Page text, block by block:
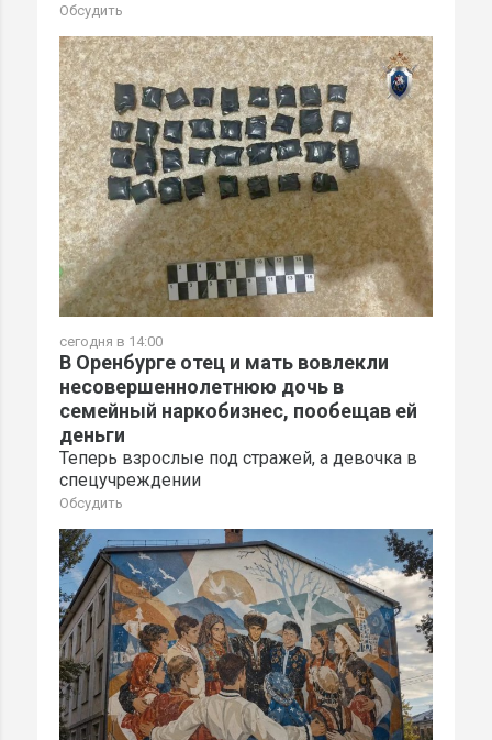
Обсудить
сегодня в 14:00
В Оренбурге отец и мать вовлекли
несовершеннолетнюю дочь в
семейный наркобизнес, пообещав ей
деньги
Теперь взрослые под стражей, а девочка в
спецучреждении
Обсудить